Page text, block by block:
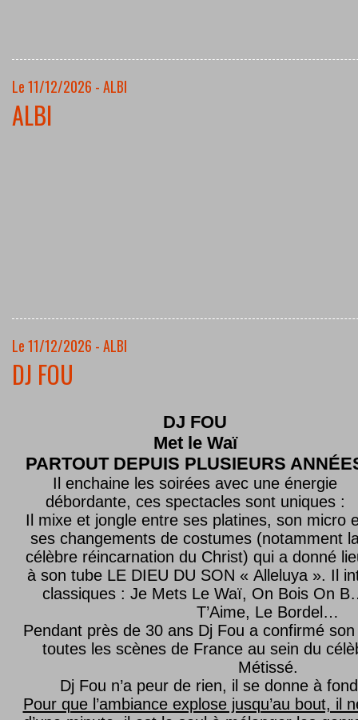
Le 11/12/2026 - ALBI
ALBI
Le 11/12/2026 - ALBI
DJ FOU
DJ FOU
Met le Waï
PARTOUT DEPUIS PLUSIEURS
Il enchaine les soirées avec une énergie
débordante, ces spectacles sont uniques :
Il mixe et jongle entre ses platines, son micro
ses changements de costumes (notamment
célèbre réincarnation du Christ) qui a donné
à son tube LE DIEU DU SON « Alleluya ». Il
classiques : Je Mets Le Waï, On Bois On
T’Aime, Le Bordel…
Pendant près de 30 ans Dj Fou a confirmé son
toutes les scènes de France au sein du
Métissé.
Dj Fou n’a peur de rien, il se donne à
Pour que l’ambiance explose jusqu’au bout, il